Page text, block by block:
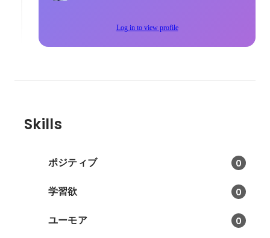
Log in to view profile
Skills
ポジティブ 0
学習欲 0
ユーモア 0